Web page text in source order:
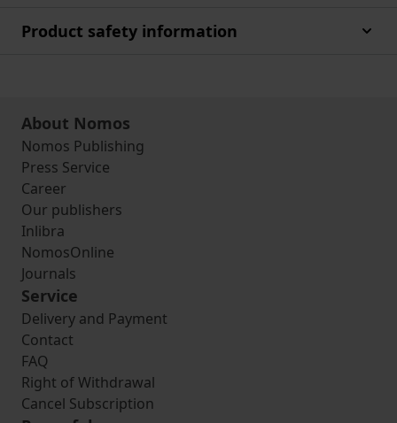
Product safety information
About Nomos
Nomos Publishing
Press Service
Career
Our publishers
Inlibra
NomosOnline
Journals
Service
Delivery and Payment
Contact
FAQ
Right of Withdrawal
Cancel Subscription